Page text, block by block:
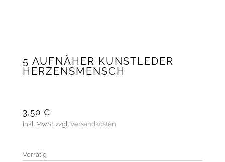
5 AUFNÄHER KUNSTLEDER
HERZENSMENSCH
3,50 €
inkl. MwSt. zzgl. Versandkosten
Vorrätig